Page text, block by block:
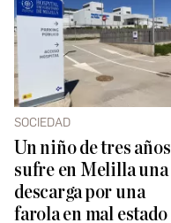
SOCIEDAD
Un niño de tres años
sufre en Melilla una
descarga por una
farola en mal estado